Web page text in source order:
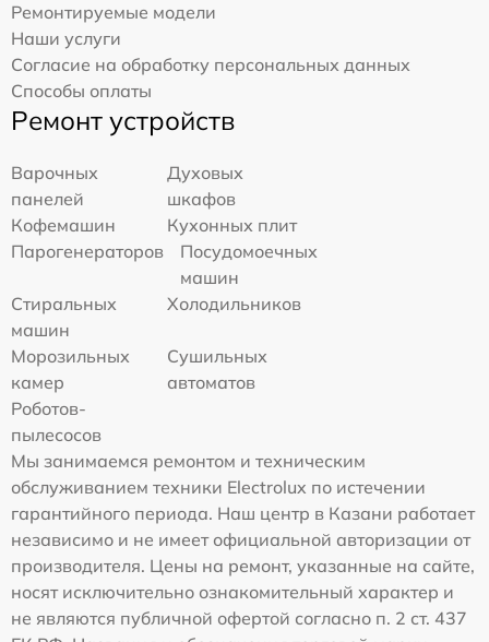
Ремонтируемые модели
Наши услуги
Согласие на обработку персональных данных
Способы оплаты
Ремонт устройств
Варочных
панелей
Духовых
шкафов
Кофемашин
Кухонных плит
Парогенераторов
Посудомоечных
машин
Стиральных
машин
Холодильников
Морозильных
камер
Сушильных
автоматов
Роботов-
пылесосов
Мы занимаемся ремонтом и техническим
обслуживанием техники Electrolux по истечении
гарантийного периода. Наш центр в Казани работает
независимо и не имеет официальной авторизации от
производителя. Цены на ремонт, указанные на сайте,
носят исключительно ознакомительный характер и
не являются публичной офертой согласно п. 2 ст. 437